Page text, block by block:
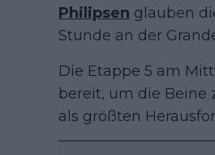
Philipsen glauben
Stunde an der
Die Etappe 5 am
bereit, um die Beine
als größten